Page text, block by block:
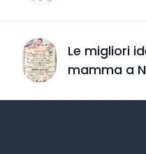
Le migliori
mamma a